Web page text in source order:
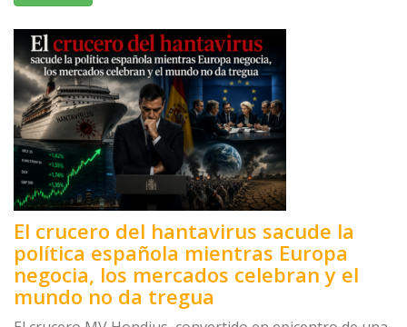
El crucero del hantavirus sacude la
política española mientras Europa
negocia, los mercados celebran y el
mundo no da tregua